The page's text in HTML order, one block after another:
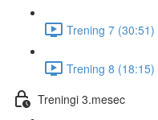
Trening 7 (30:51)
Trening 8 (18:15)
Treningi 3.mesec